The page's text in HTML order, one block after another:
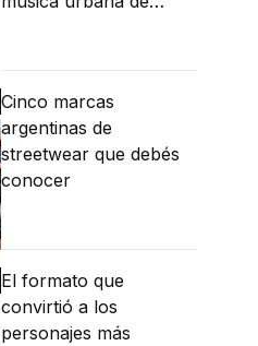
Cinco marcas
argentinas de
streetwear que debés
conocer
El formato que
convirtió a los
personajes más